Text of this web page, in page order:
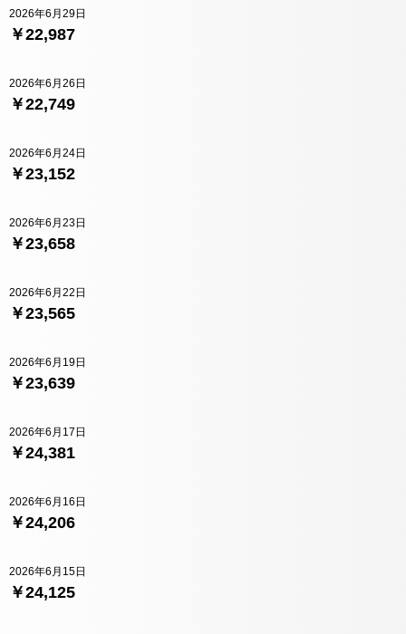
￥22,987
2026年6月29日
￥22,749
2026年6月26日
￥23,152
2026年6月24日
￥23,658
2026年6月23日
￥23,565
2026年6月22日
￥23,639
2026年6月19日
￥24,381
2026年6月17日
￥24,206
2026年6月16日
￥24,125
2026年6月15日